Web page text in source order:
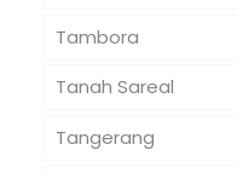
Tambora
Tanah Sareal
Tangerang